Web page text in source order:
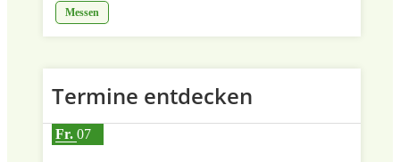
Messen
Termine entdecken
Fr. 07